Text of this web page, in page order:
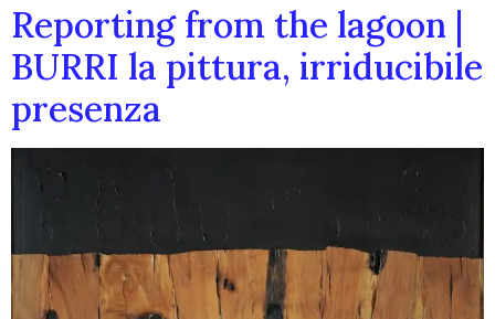
Reporting from the lagoon |
BURRI la pittura, irriducibile
presenza